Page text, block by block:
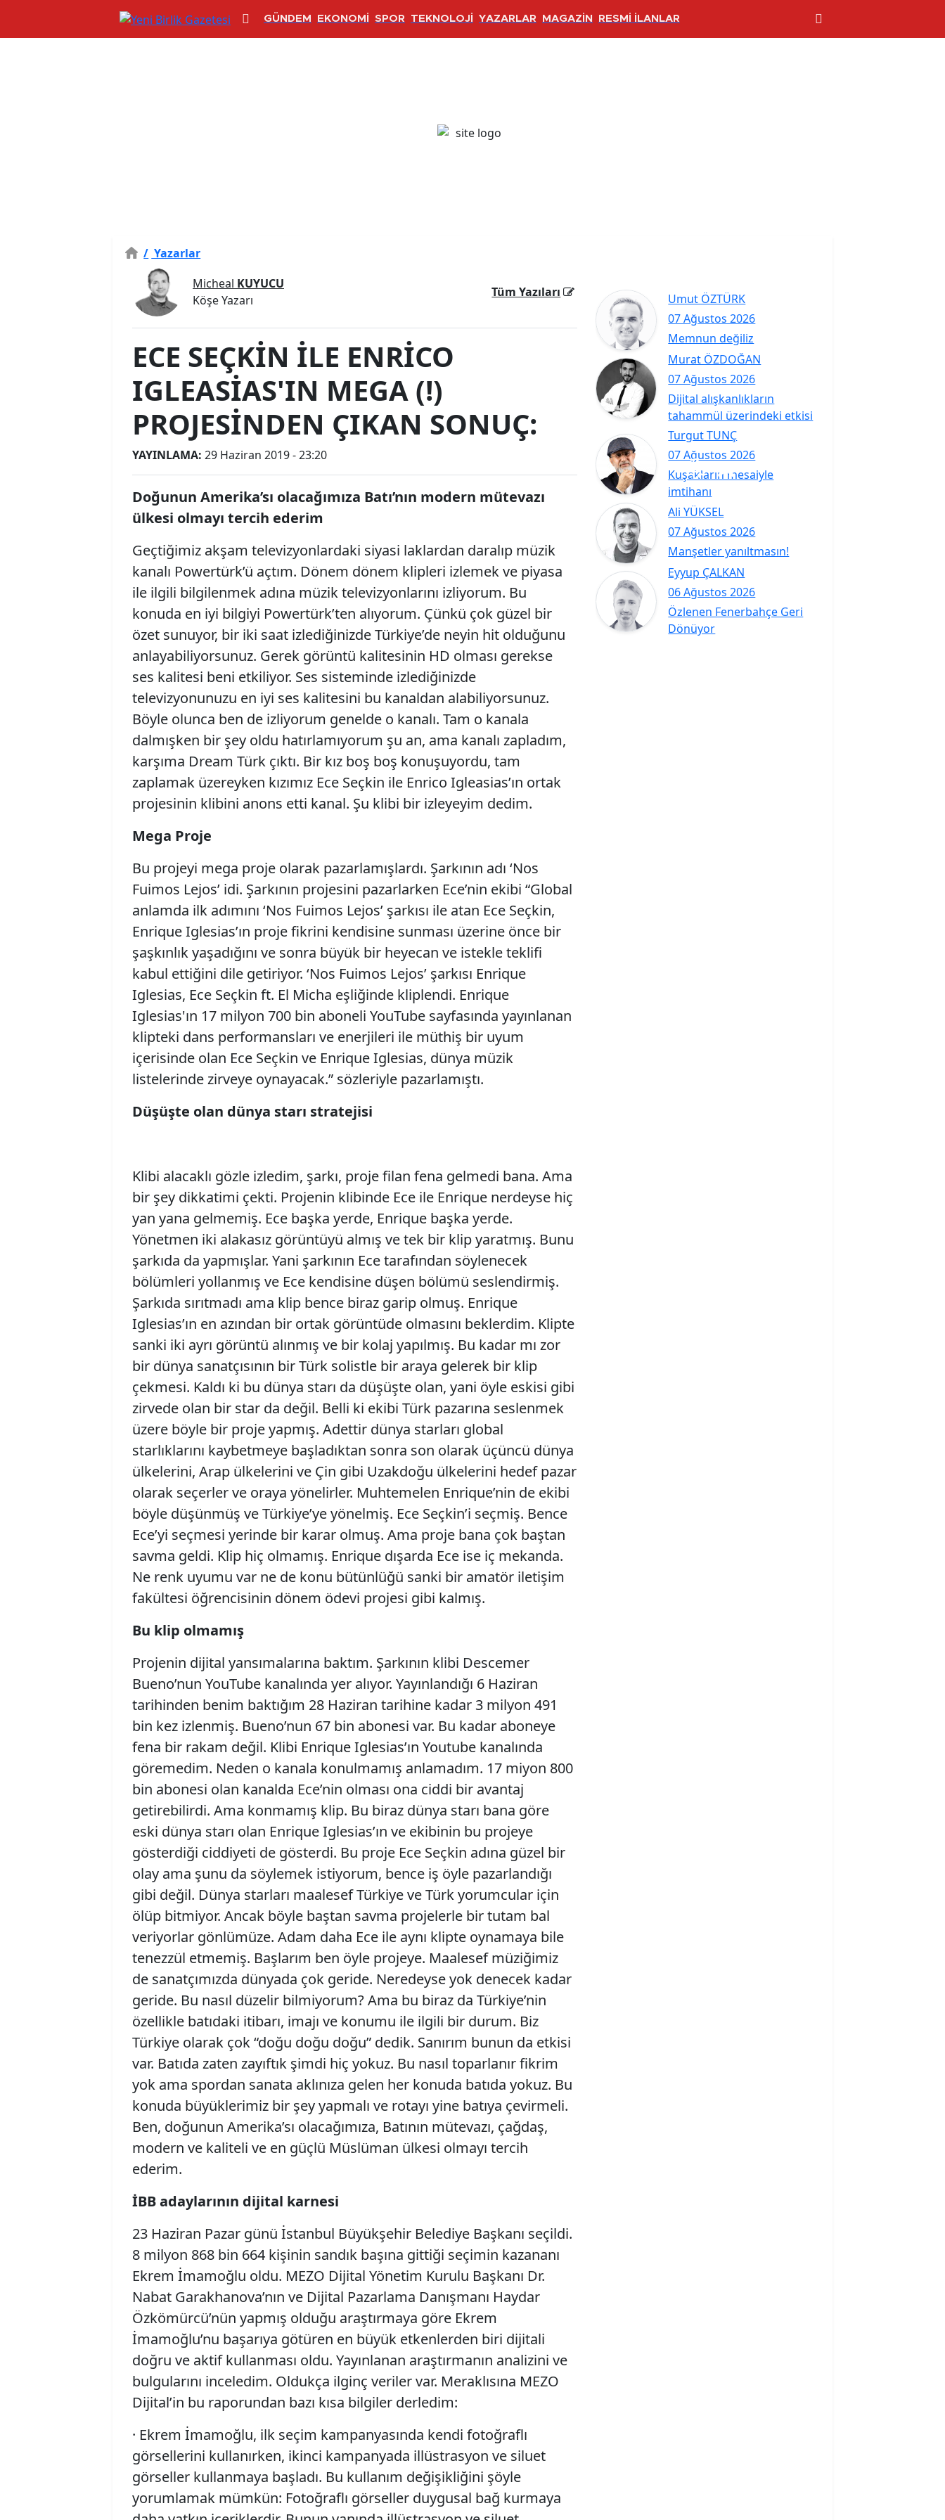
GÜNDEM EKONOMİ SPOR TEKNOLOJİ YAZARLAR MAGAZİN RESMİ İLANLAR
/ Yazarlar
Micheal KUYUCU
Köşe Yazarı
Tüm Yazıları
ECE SEÇKİN İLE ENRİCO
IGLEASİAS'IN MEGA (!)
PROJESİNDEN ÇIKAN SONUÇ:
YAYINLAMA: 29 Haziran 2019 - 23:20
Doğunun Amerika’sı olacağımıza Batı’nın modern mütevazı
ülkesi olmayı tercih ederim
Geçtiğimiz akşam televizyonlardaki siyasi laklardan daralıp müzik
kanalı Powertürk’ü açtım. Dönem dönem klipleri izlemek ve piyasa
ile ilgili bilgilenmek adına müzik televizyonlarını izliyorum. Bu
konuda en iyi bilgiyi Powertürk’ten alıyorum. Çünkü çok güzel bir
özet sunuyor, bir iki saat izlediğinizde Türkiye’de neyin hit olduğunu
anlayabiliyorsunuz. Gerek görüntü kalitesinin HD olması gerekse
ses kalitesi beni etkiliyor. Ses sisteminde izlediğinizde
televizyonunuzu en iyi ses kalitesini bu kanaldan alabiliyorsunuz.
Böyle olunca ben de izliyorum genelde o kanalı. Tam o kanala
dalmışken bir şey oldu hatırlamıyorum şu an, ama kanalı zapladım,
karşıma Dream Türk çıktı. Bir kız boş boş konuşuyordu, tam
zaplamak üzereyken kızımız Ece Seçkin ile Enrico Igleasias’ın ortak
projesinin klibini anons etti kanal. Şu klibi bir izleyeyim dedim.
Mega Proje
Bu projeyi mega proje olarak pazarlamışlardı. Şarkının adı ‘Nos
Fuimos Lejos’ idi. Şarkının projesini pazarlarken Ece’nin ekibi “Global
anlamda ilk adımını ‘Nos Fuimos Lejos’ şarkısı ile atan Ece Seçkin,
Enrique Iglesias’ın proje fikrini kendisine sunması üzerine önce bir
şaşkınlık yaşadığını ve sonra büyük bir heyecan ve istekle teklifi
kabul ettiğini dile getiriyor. ‘Nos Fuimos Lejos’ şarkısı Enrique
Iglesias, Ece Seçkin ft. El Micha eşliğinde kliplendi. Enrique
Iglesias'ın 17 milyon 700 bin aboneli YouTube sayfasında yayınlanan
klipteki dans performansları ve enerjileri ile müthiş bir uyum
içerisinde olan Ece Seçkin ve Enrique Iglesias, dünya müzik
listelerinde zirveye oynayacak.” sözleriyle pazarlamıştı.
Düşüşte olan dünya starı stratejisi
Klibi alacaklı gözle izledim, şarkı, proje filan fena gelmedi bana. Ama
bir şey dikkatimi çekti. Projenin klibinde Ece ile Enrique nerdeyse hiç
yan yana gelmemiş. Ece başka yerde, Enrique başka yerde.
Yönetmen iki alakasız görüntüyü almış ve tek bir klip yaratmış. Bunu
şarkıda da yapmışlar. Yani şarkının Ece tarafından söylenecek
bölümleri yollanmış ve Ece kendisine düşen bölümü seslendirmiş.
Şarkıda sırıtmadı ama klip bence biraz garip olmuş. Enrique
Iglesias’ın en azından bir ortak görüntüde olmasını beklerdim. Klipte
sanki iki ayrı görüntü alınmış ve bir kolaj yapılmış. Bu kadar mı zor
bir dünya sanatçısının bir Türk solistle bir araya gelerek bir klip
çekmesi. Kaldı ki bu dünya starı da düşüşte olan, yani öyle eskisi gibi
zirvede olan bir star da değil. Belli ki ekibi Türk pazarına seslenmek
üzere böyle bir proje yapmış. Adettir dünya starları global
starlıklarını kaybetmeye başladıktan sonra son olarak üçüncü dünya
ülkelerini, Arap ülkelerini ve Çin gibi Uzakdoğu ülkelerini hedef pazar
olarak seçerler ve oraya yönelirler. Muhtemelen Enrique’nin de ekibi
böyle düşünmüş ve Türkiye’ye yönelmiş. Ece Seçkin’i seçmiş. Bence
Ece’yi seçmesi yerinde bir karar olmuş. Ama proje bana çok baştan
savma geldi. Klip hiç olmamış. Enrique dışarda Ece ise iç mekanda.
Ne renk uyumu var ne de konu bütünlüğü sanki bir amatör iletişim
fakültesi öğrencisinin dönem ödevi projesi gibi kalmış.
Bu klip olmamış
Projenin dijital yansımalarına baktım. Şarkının klibi Descemer
Bueno’nun YouTube kanalında yer alıyor. Yayınlandığı 6 Haziran
tarihinden benim baktığım 28 Haziran tarihine kadar 3 milyon 491
bin kez izlenmiş. Bueno’nun 67 bin abonesi var. Bu kadar aboneye
fena bir rakam değil. Klibi Enrique Iglesias’ın Youtube kanalında
göremedim. Neden o kanala konulmamış anlamadım. 17 miyon 800
bin abonesi olan kanalda Ece’nin olması ona ciddi bir avantaj
getirebilirdi. Ama konmamış klip. Bu biraz dünya starı bana göre
eski dünya starı olan Enrique Iglesias’ın ve ekibinin bu projeye
gösterdiği ciddiyeti de gösterdi. Bu proje Ece Seçkin adına güzel bir
olay ama şunu da söylemek istiyorum, bence iş öyle pazarlandığı
gibi değil. Dünya starları maalesef Türkiye ve Türk yorumcular için
ölüp bitmiyor. Ancak böyle baştan savma projelerle bir tutam bal
veriyorlar gönlümüze. Adam daha Ece ile aynı klipte oynamaya bile
tenezzül etmemiş. Başlarım ben öyle projeye. Maalesef müziğimiz
de sanatçımızda dünyada çok geride. Neredeyse yok denecek kadar
geride. Bu nasıl düzelir bilmiyorum? Ama bu biraz da Türkiye’nin
özellikle batıdaki itibarı, imajı ve konumu ile ilgili bir durum. Biz
Türkiye olarak çok “doğu doğu doğu” dedik. Sanırım bunun da etkisi
var. Batıda zaten zayıftık şimdi hiç yokuz. Bu nasıl toparlanır fikrim
yok ama spordan sanata aklınıza gelen her konuda batıda yokuz. Bu
konuda büyüklerimiz bir şey yapmalı ve rotayı yine batıya çevirmeli.
Ben, doğunun Amerika’sı olacağımıza, Batının mütevazı, çağdaş,
modern ve kaliteli ve en güçlü Müslüman ülkesi olmayı tercih
ederim.
İBB adaylarının dijital karnesi
23 Haziran Pazar günü İstanbul Büyükşehir Belediye Başkanı seçildi.
8 milyon 868 bin 664 kişinin sandık başına gittiği seçimin kazananı
Ekrem İmamoğlu oldu. MEZO Dijital Yönetim Kurulu Başkanı Dr.
Nabat Garakhanova’nın ve Dijital Pazarlama Danışmanı Haydar
Özkömürcü’nün yapmış olduğu araştırmaya göre Ekrem
İmamoğlu’nu başarıya götüren en büyük etkenlerden biri dijitali
doğru ve aktif kullanması oldu. Yayınlanan araştırmanın analizini ve
bulgularını inceledim. Oldukça ilginç veriler var. Meraklısına MEZO
Dijital’in bu raporundan bazı kısa bilgiler derledim:
· Ekrem İmamoğlu, ilk seçim kampanyasında kendi fotoğraflı
görsellerini kullanırken, ikinci kampanyada illüstrasyon ve siluet
görseller kullanmaya başladı. Bu kullanım değişikliğini şöyle
yorumlamak mümkün: Fotoğraflı görseller duygusal bağ kurmaya
Umut ÖZTÜRK
07 Ağustos 2026
Memnun değiliz
Murat ÖZDOĞAN
07 Ağustos 2026
Dijital alışkanlıkların
tahammül üzerindeki etkisi
Turgut TUNÇ
07 Ağustos 2026
Kuşakların mesaiyle
imtihanı
Ali YÜKSEL
07 Ağustos 2026
Manşetler yanıltmasın!
Eyyup ÇALKAN
06 Ağustos 2026
Özlenen Fenerbahçe Geri
Dönüyor